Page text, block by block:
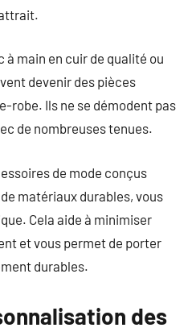
à main en cuir de qualité ou
devenir des pièces
robe. Ils ne se démodent pas
de nombreuses tenues.
de mode conçus
matériaux durables, vous
Cela aide à minimiser
et vous permet de porter
durables.
des